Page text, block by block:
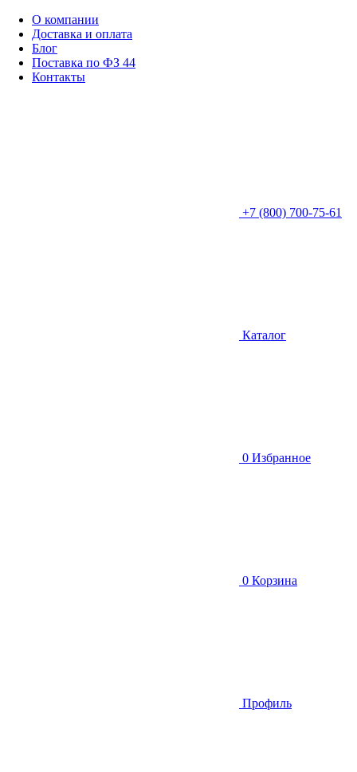
О компании
Доставка и оплата
Блог
Поставка по ФЗ 44
Контакты
+7 (800) 700-75-61
Каталог
0 Избранное
0 Корзина
Профиль